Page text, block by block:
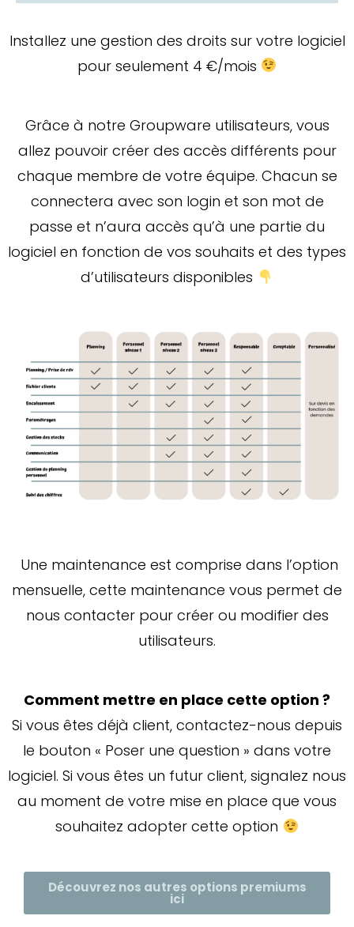
Installez une gestion des droits sur votre logiciel
pour seulement 4 €/mois
Grâce à notre Groupware utilisateurs, vous
allez pouvoir créer des accès différents pour
chaque membre de votre équipe. Chacun se
connectera avec son login et son mot de
passe et n’aura accès qu’à une partie du
logiciel en fonction de vos souhaits et des types
d’utilisateurs disponibles
Une maintenance est comprise dans l’option
mensuelle, cette maintenance vous permet de
nous contacter pour créer ou modifier des
utilisateurs.
Comment mettre en place cette option ?
Si vous êtes déjà client, contactez-nous depuis
le bouton « Poser une question » dans votre
logiciel. Si vous êtes un futur client, signalez nous
au moment de votre mise en place que vous
souhaitez adopter cette option
Découvrez nos autres options premiums
ici